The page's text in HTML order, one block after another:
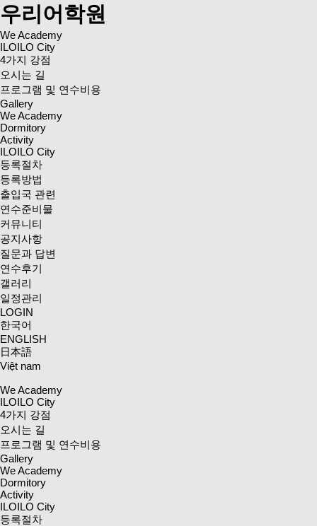
우리어학원
We Academy
ILOILO City
4가지 강점
오시는 길
프로그램 및 연수비용
Gallery
We Academy
Dormitory
Activity
ILOILO City
등록절차
등록방법
출입국 관련
연수준비물
커뮤니티
공지사항
질문과 답변
연수후기
갤러리
일정관리
LOGIN
한국어
ENGLISH
日本語
Việt nam
We Academy
ILOILO City
4가지 강점
오시는 길
프로그램 및 연수비용
Gallery
We Academy
Dormitory
Activity
ILOILO City
등록절차